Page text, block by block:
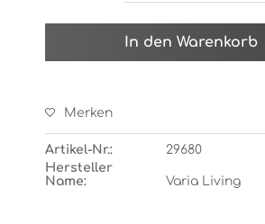
In den Warenkorb
Merken
Artikel-Nr.:
29680
Hersteller
Name:
Varia Living